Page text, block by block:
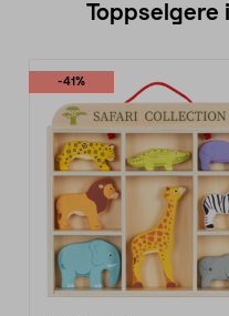
Toppselgere
-41%